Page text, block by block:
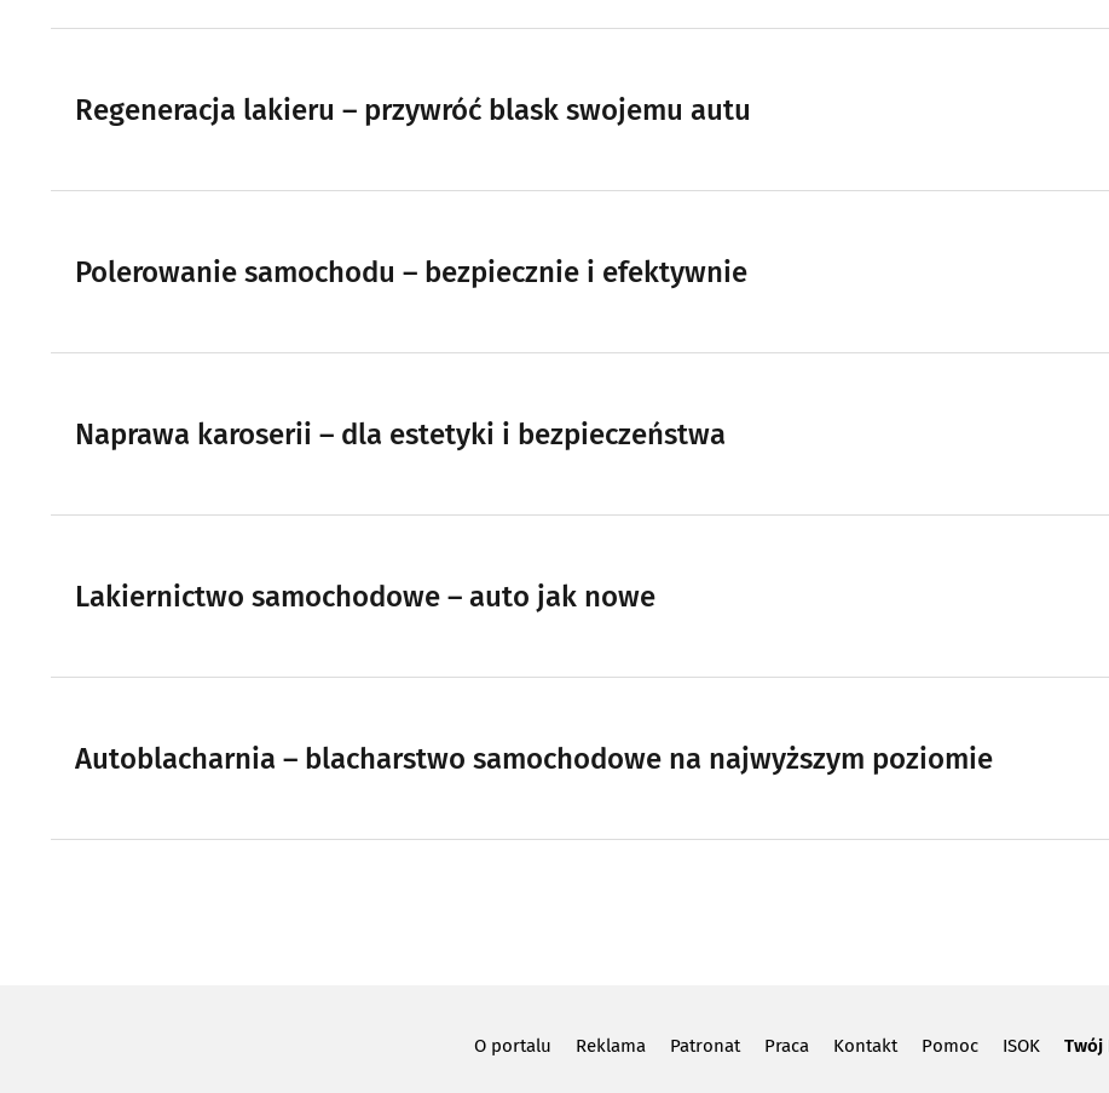
Regeneracja lakieru – przywróć blask swojemu autu
Polerowanie samochodu – bezpiecznie i efektywnie
Naprawa karoserii – dla estetyki i bezpieczeństwa
Lakiernictwo samochodowe – auto jak nowe
Autoblacharnia – blacharstwo samochodowe na najwyższym poziomie
O portalu Reklama Patronat Praca Kontakt Pomoc ISOK Twój